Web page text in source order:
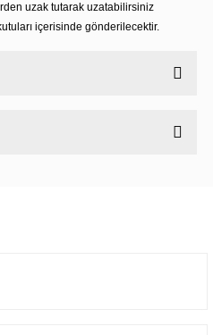
uzak tutarak uzatabilirsiniz
içerisinde gönderilecektir.